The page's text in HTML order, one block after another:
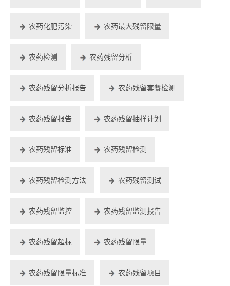
农药化肥污染 农药最大残留限量
农药检测 农药残留分析
农药残留分析报告 农药残留套餐检测
农药残留报告 农药残留抽样计划
农药残留标准 农药残留检测
农药残留检测方法 农药残留测试
农药残留监控 农药残留监测报告
农药残留超标 农药残留限量
农药残留限量标准 农药残留项目